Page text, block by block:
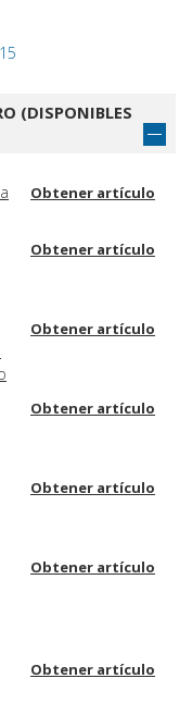
(DISPONIBLES
Obtener artículo
Obtener artículo
Obtener artículo
Obtener artículo
Obtener artículo
Obtener artículo
Obtener artículo